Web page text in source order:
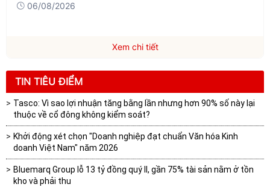
06/08/2026
Xem chi tiết
TIN TIÊU ĐIỂM
Tasco: Vì sao lợi nhuận tăng bằng lần nhưng hơn 90% số này lại
thuộc về cổ đông không kiểm soát?
Khởi động xét chọn "Doanh nghiệp đạt chuẩn Văn hóa Kinh
doanh Việt Nam" năm 2026
Bluemarq Group lỗ 13 tỷ đồng quý II, gần 75% tài sản nằm ở tồn
kho và phải thu